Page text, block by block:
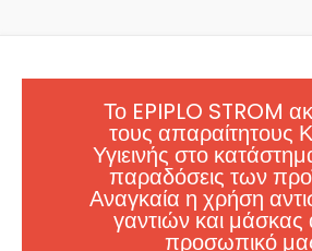
Το EPIPLO STROM
τους απαραίτητους
Υγιεινής στο
παραδόσεις των
Αναγκαία η χρήση
γαντιών και
προσωπικό